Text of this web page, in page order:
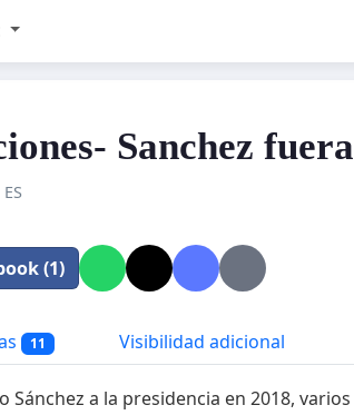
Sanchez fuera
ES
(1)
11 Visibilidad adicional
Sánchez a la presidencia en 2018, varios